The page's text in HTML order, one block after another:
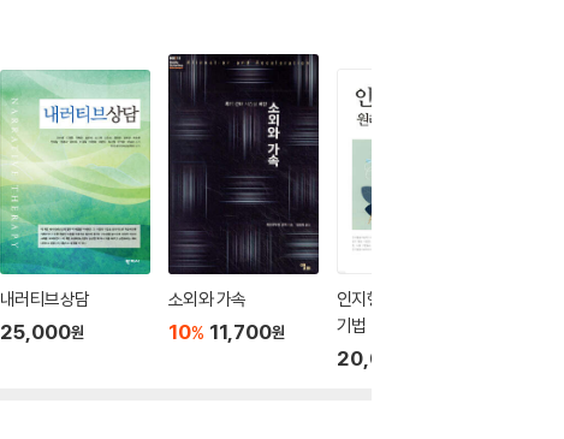
내러티브상담
25,000원
소외와 가속
10% 11,700원
인지행동치료 원리와
기법
20,000